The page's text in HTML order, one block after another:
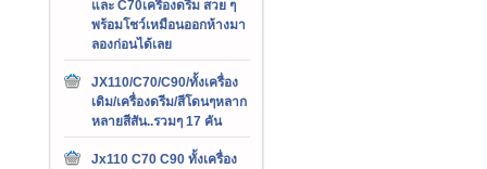
และ C70เครื่องดรีม สวย ๆ
พร้อมโชว์เหมือนออกห้างมา
ลองก่อนได้เลย
JX110/C70/C90/ทั้งเครื่อง
เดิม/เครื่องดรีม/สีโดนๆหลาก
หลายสีสัน..รวมๆ 17 คัน
Jx110 C70 C90 ทั้งเครื่อง